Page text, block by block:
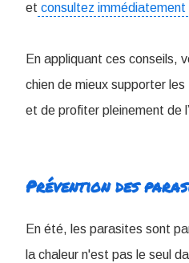
et consultez immédiatement
En appliquant ces conseils,
chien de mieux supporter
et de profiter pleinement de
Prévention des
En été, les parasites sont
la chaleur n'est pas le seul